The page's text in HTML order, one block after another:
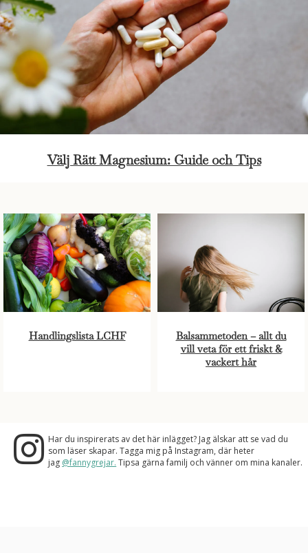
Välj Rätt Magnesium: Guide och Tips
Handlingslista LCHF
Balsammetoden – allt du
vill veta för ett friskt &
vackert hår
Har du inspirerats av det här inlägget? Jag älskar att se vad du
som läser skapar. Tagga mig på Instagram, där heter
jag @fannygrejar. Tipsa gärna familj och vänner om mina kanaler.